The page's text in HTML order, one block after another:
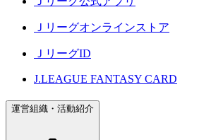
Ｊリーグオンラインストア
ＪリーグID
J.LEAGUE FANTASY CARD
運営組織・活動紹介